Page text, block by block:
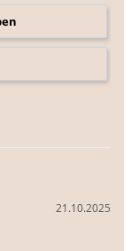
21.10.2025